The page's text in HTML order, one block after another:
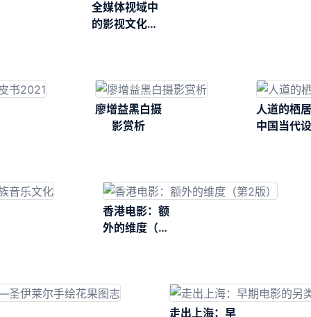
全媒体视域中
的影视文化与
廖增益黑白摄
影赏析
人道的栖
中国当代
香港电影：额
外的维度（第
走出上海：早